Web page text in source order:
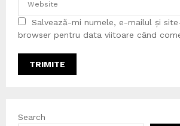
Salvează-mi numele, e-mailul și
browser pentru data viitoare când
Search